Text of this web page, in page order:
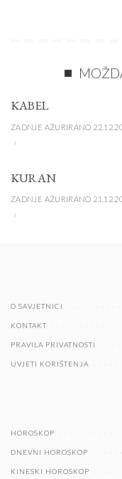
KABEL
ZADNJE AŽURIRANO
KURAN
ZADNJE AŽURIRANO
O SAVJETNICI
KONTAKT
PRAVILA PRIVATNOSTI
UVJETI KORIŠTENJA
HOROSKOP
DNEVNI HOROSKOP
KINESKI HOROSKOP